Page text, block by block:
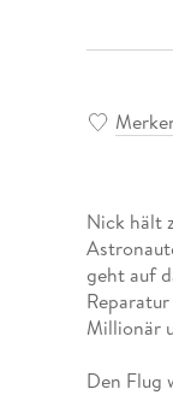
Nick hält
geht auf
Millionär
Den Flug